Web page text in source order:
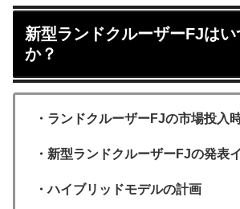
新型ランドクルーザーFJは
か？
・ランドクルーザーFJの市場投入
・新型ランドクルーザーFJの発表
・ハイブリッドモデルの計画